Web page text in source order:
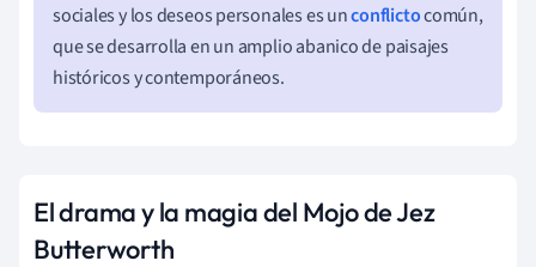
sociales y los deseos personales es unconflictocomún,
que se desarrolla en un amplio abanico de paisajes
históricos y contemporáneos.
El drama y la magia del Mojo de Jez
Butterworth